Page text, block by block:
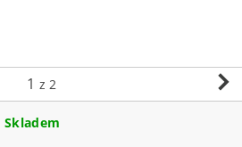
1 z 2
Skladem